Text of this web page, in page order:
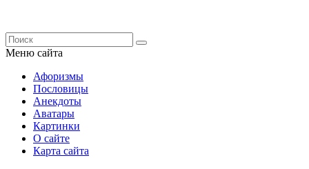
Меню сайта
Афоризмы
Пословицы
Анекдоты
Аватары
Картинки
О сайте
Карта сайта